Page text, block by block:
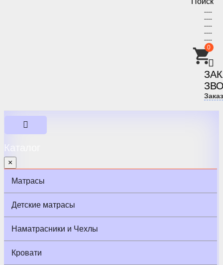
----
----
----
----
----
----
0
Каталог
×
Матрасы
Детские матрасы
Наматрасники и Чехлы
Кровати